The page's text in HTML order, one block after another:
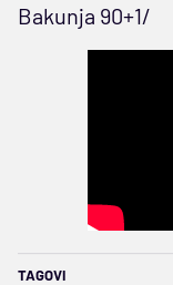
Bakunja 90+1/
TAGOVI